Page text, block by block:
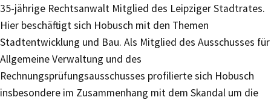
35-jährige Rechtsanwalt Mitglied des Leipziger Stadtrates.
Hier beschäftigt sich Hobusch mit den Themen
Stadtentwicklung und Bau. Als Mitglied des Ausschusses für
Allgemeine Verwaltung und des
Rechnungsprüfungsausschusses profilierte sich Hobusch
insbesondere im Zusammenhang mit dem Skandal um die